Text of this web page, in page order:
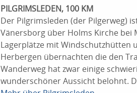
PILGRIMSLEDEN, 100 KM
Der Pilgrimsleden (der Pilgerweg)
Vänersborg über Holms Kirche bei
Lagerplätze mit Windschutzhütten
Herbergen übernachten die den
Wanderweg hat zwar einige
wunderschöner Aussicht belohnt.